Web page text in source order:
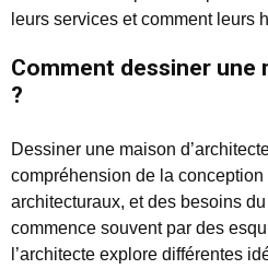
leurs services et comment leurs
Comment dessiner une
?
Dessiner une maison
compréhension de la
architecturaux, et des besoins
commence souvent par des
l’architecte explore différentes